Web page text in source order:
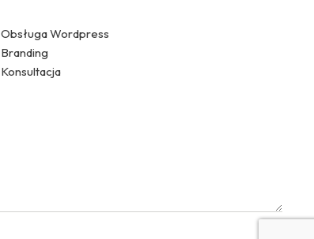
Obsługa Wordpress
Branding
Konsultacja